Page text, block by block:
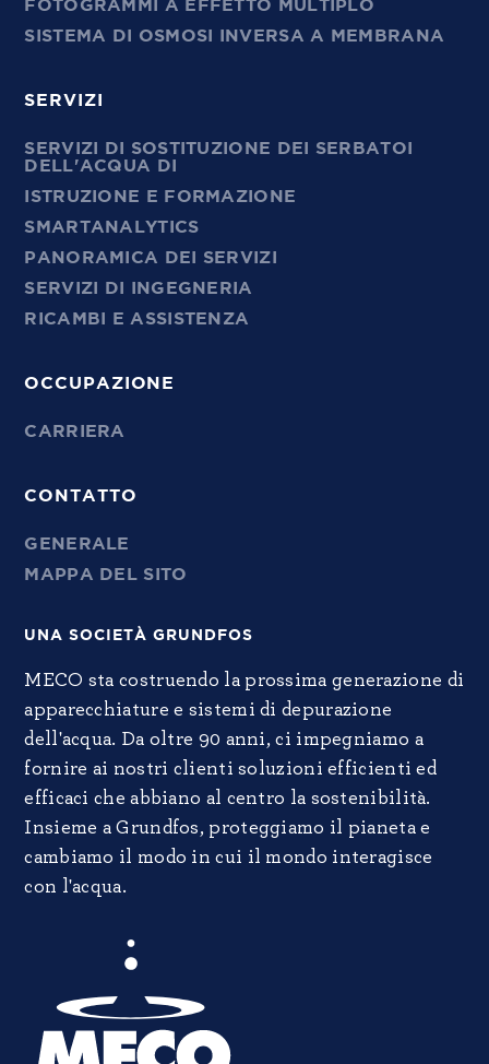
FOTOGRAMMI A EFFETTO MULTIPLO
SISTEMA DI OSMOSI INVERSA A MEMBRANA
SERVIZI
SERVIZI DI SOSTITUZIONE DEI SERBATOI
DELL'ACQUA DI
ISTRUZIONE E FORMAZIONE
SMARTANALYTICS
PANORAMICA DEI SERVIZI
SERVIZI DI INGEGNERIA
RICAMBI E ASSISTENZA
OCCUPAZIONE
CARRIERA
CONTATTO
GENERALE
MAPPA DEL SITO
UNA SOCIETÀ GRUNDFOS
MECO sta costruendo la prossima generazione di
apparecchiature e sistemi di depurazione
dell'acqua. Da oltre 90 anni, ci impegniamo a
fornire ai nostri clienti soluzioni efficienti ed
efficaci che abbiano al centro la sostenibilità.
Insieme a Grundfos, proteggiamo il pianeta e
cambiamo il modo in cui il mondo interagisce
con l'acqua.